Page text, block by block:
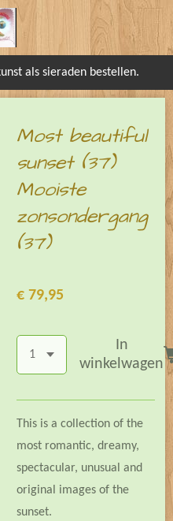
als sieraden bestellen.
Most beautiful
sunset (37)
Mooiste
zonsondergang
(37)
€ 79,95
In
winkelwagen
This is a collection of the
most romantic, dreamy,
spectacular, unusual and
original images of the
sunset.